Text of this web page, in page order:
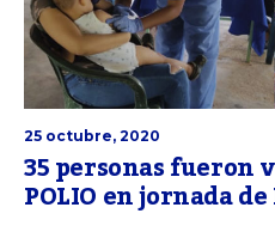
25 octubre, 2020
35 personas fueron
POLIO en jornada